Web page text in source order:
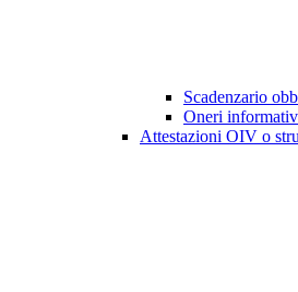
Scadenzario
Oneri
Attestazioni OIV o